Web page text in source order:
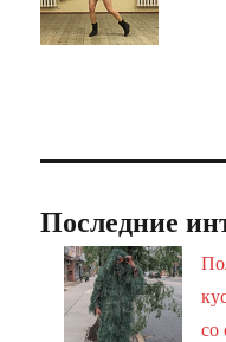
Последние
со